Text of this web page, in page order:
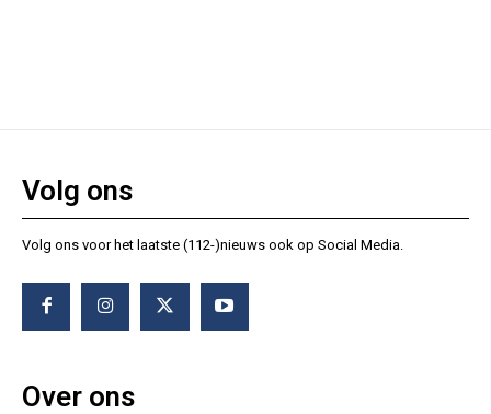
Volg ons
Volg ons voor het laatste (112-)nieuws ook op Social Media.
Over ons